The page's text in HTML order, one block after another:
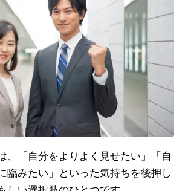
、「自分をよりよく見せたい」「自
臨みたい」といった気持ちを後押し